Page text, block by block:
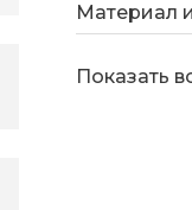
Материал
Показать